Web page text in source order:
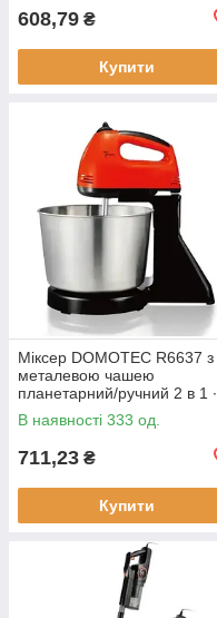
608,79 ₴
Купити
Міксер DOMOTEC R6637 з
металевою чашею
планетарний/ручний 2 в 1 ∙
Червоний/білий/
помаранчевий
В наявності 333 од.
711,23 ₴
Купити